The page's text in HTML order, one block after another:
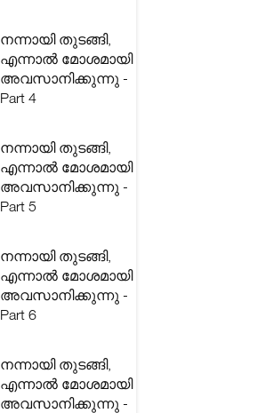
നന്നായി തുടങ്ങി,
എന്നാൽ മോശമായി
അവസാനിക്കുന്നു -
Part 4
നന്നായി തുടങ്ങി,
എന്നാൽ മോശമായി
അവസാനിക്കുന്നു -
Part 5
നന്നായി തുടങ്ങി,
എന്നാൽ മോശമായി
അവസാനിക്കുന്നു -
Part 6
നന്നായി തുടങ്ങി,
എന്നാൽ മോശമായി
അവസാനിക്കുന്നു -